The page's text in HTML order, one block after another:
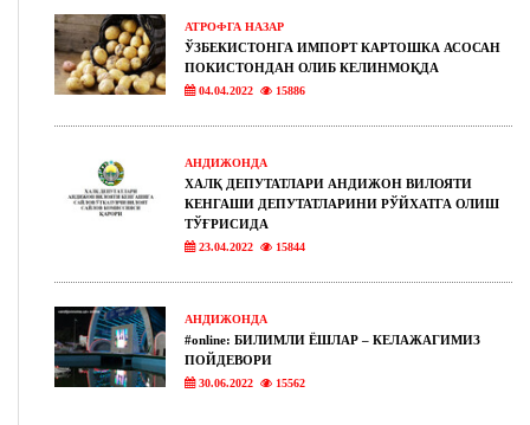
АТРОФГА НАЗАР
ЎЗБЕКИСТОНГА ИМПОРТ КАРТОШКА АСОСАН
ПОКИСТОНДАН ОЛИБ КЕЛИНМОҚДА
04.04.2022 15886
АНДИЖОНДА
ХАЛҚ ДЕПУТАТЛАРИ АНДИЖОН ВИЛОЯТИ
КЕНГАШИ ДЕПУТАТЛАРИНИ РЎЙХАТГА ОЛИШ
ТЎҒРИСИДА
23.04.2022 15844
АНДИЖОНДА
#online: БИЛИМЛИ ЁШЛАР – КЕЛАЖАГИМИЗ
ПОЙДЕВОРИ
30.06.2022 15562